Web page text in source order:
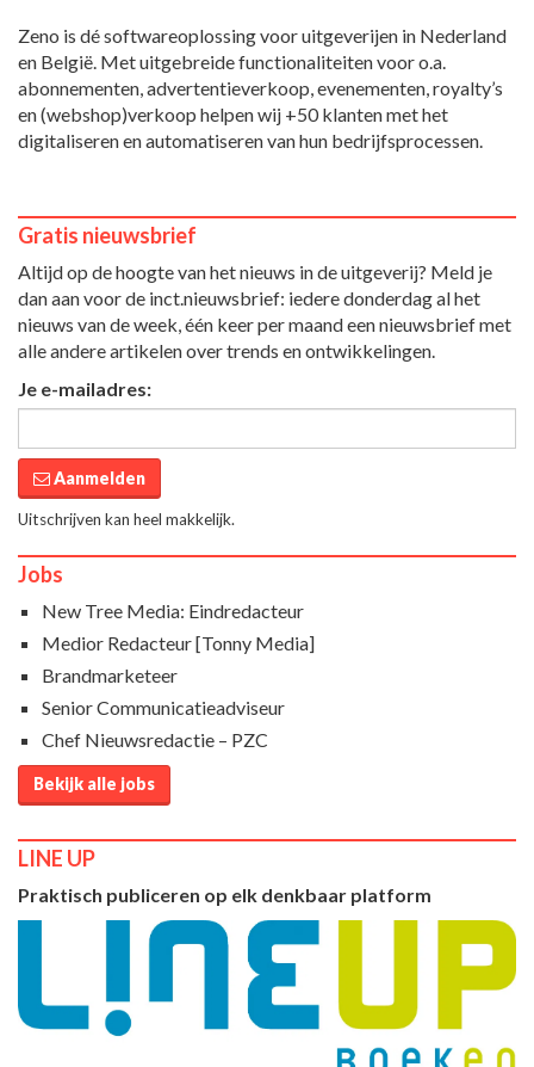
Zeno is dé softwareoplossing voor uitgeverijen in Nederland
en België. Met uitgebreide functionaliteiten voor o.a.
abonnementen, advertentieverkoop, evenementen, royalty’s
en (webshop)verkoop helpen wij +50 klanten met het
digitaliseren en automatiseren van hun bedrijfsprocessen.
Gratis nieuwsbrief
Altijd op de hoogte van het nieuws in de uitgeverij? Meld je
dan aan voor de inct.nieuwsbrief: iedere donderdag al het
nieuws van de week, één keer per maand een nieuwsbrief met
alle andere artikelen over trends en ontwikkelingen.
Je e-mailadres:
Aanmelden
Uitschrijven kan heel makkelijk.
Jobs
New Tree Media: Eindredacteur
Medior Redacteur [Tonny Media]
Brandmarketeer
Senior Communicatieadviseur
Chef Nieuwsredactie – PZC
Bekijk alle jobs
LINE UP
Praktisch publiceren op elk denkbaar platform